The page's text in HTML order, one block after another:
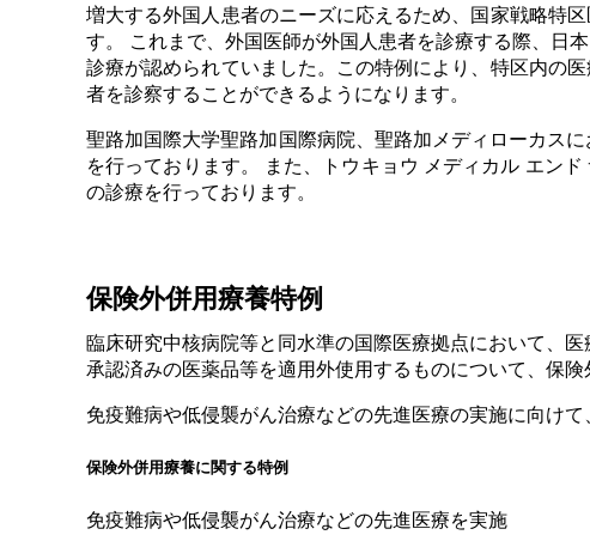
増大する外国人患者のニーズに応えるため、国家戦略特
す。 これまで、外国医師が外国人患者を診療する際、日
診療が認められていました。この特例により、特区内の
者を診察することができるようになります。
聖路加国際大学聖路加国際病院、聖路加メディローカス
を行っております。 また、トウキョウ メディカル エン
の診療を行っております。
保険外併用療養特例
臨床研究中核病院等と同水準の国際医療拠点において、
承認済みの医薬品等を適用外使用するものについて、保
免疫難病や低侵襲がん治療などの先進医療の実施に向け
保険外併用療養に関する特例
免疫難病や低侵襲がん治療などの先進医療を実施